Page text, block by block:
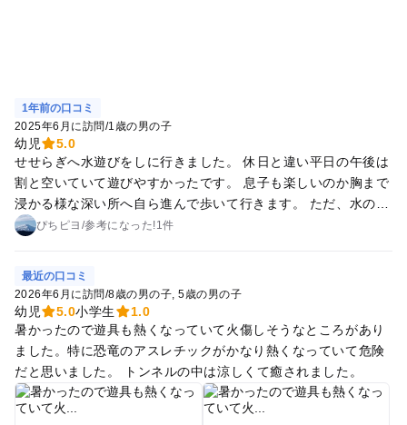
1年前の口コミ
2025年6月に訪問/1歳の男の子
幼児
5.0
せせらぎへ水遊びをしに行きました。 休日と違い平日の午後は
割と空いていて遊びやすかったです。 息子も楽しいのか胸まで
浸かる様な深い所へ自ら進んで歩いて行きます。 ただ、水の中
では履物禁止という看板が見えにくいのか、見えていてあえて
入水しているのを度々見かけました。水遊び用の靴であって
も、素足の子が水の中で誤って足を踏まれたり蹴られたりした
ら痛くてたまらないと思います。休日のように注意する方を人
為配置するか、注意看板をもっと見えやすいように設置して頂
きたいです。
ぴちピヨ /参考に なった!1件
最近の口コミ
2026年6月に訪問/8歳の男の子 5歳の男の子
幼児 5.0小学生
1.0
暑かったので遊具も熱くなっていて火傷しそうなところがあり
ました。特に恐竜のアスレチックがかなり熱くなっていて危険
だと思いました。 トンネルの中は涼しくて癒されました。